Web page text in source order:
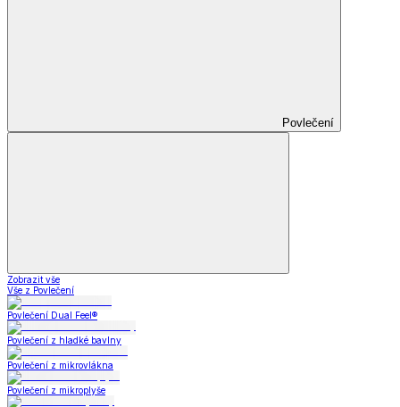
Povlečení
Zobrazit vše
Vše z Povlečení
Povlečení Dual Feel®
Povlečení z hladké bavlny
Povlečení z mikrovlákna
Povlečení z mikroplyše